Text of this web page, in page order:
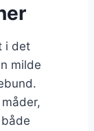
i det
milde